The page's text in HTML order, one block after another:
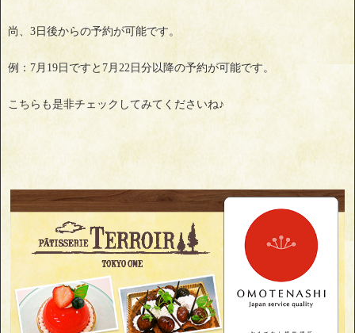
尚、3日後からの予約が可能です。
例：7月19日ですと7月22日分以降の予約が可能です。
こちらも是非チェックしてみてくださいね♪